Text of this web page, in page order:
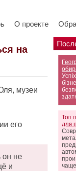
О проекте
Топ
для
на
музеи
его
он не
и